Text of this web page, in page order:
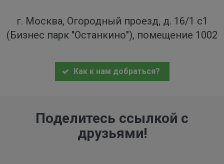
г. Москва, Огородный проезд, д. 16/1 с1
(Бизнес парк "Останкино"), помещение 1002
Как к нам добраться?
Поделитесь ссылкой с
друзьями!